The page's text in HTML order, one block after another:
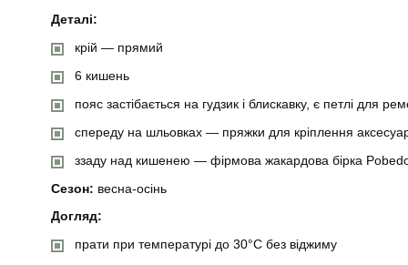
Деталі:
крій — прямий
6 кишень
пояс застібається на гудзик і блискавку, є петлі для
спереду на шльовках — пряжки для кріплення
ззаду над кишенею — фірмова жакардова бірка
Сезон: весна-осінь
Догляд:
прати при температурі до 30°C без віджиму